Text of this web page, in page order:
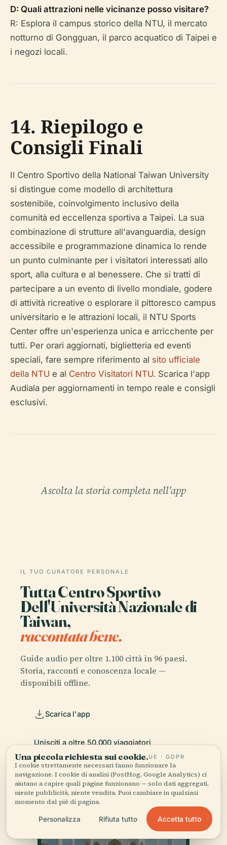
D: Quali attrazioni nelle vicinanze posso visitare?
R: Esplora il campus storico della NTU, il mercato
notturno di Gongguan, il parco acquatico di Taipei e
i negozi locali.
14. Riepilogo e
Consigli Finali
Il Centro Sportivo della National Taiwan University
si distingue come modello di architettura
sostenibile, coinvolgimento inclusivo della
comunità ed eccellenza sportiva a Taipei. La sua
combinazione di strutture all'avanguardia, design
accessibile e programmazione dinamica lo rende
un punto culminante per i visitatori interessati allo
sport, alla cultura e al benessere. Che si tratti di
partecipare a un evento di livello mondiale, godere
di attività ricreative o esplorare il pittoresco campus
universitario e le attrazioni locali, il NTU Sports
Center offre un'esperienza unica e arricchente per
tutti. Per orari aggiornati, biglietteria ed eventi
speciali, fare sempre riferimento al sito ufficiale
della NTU e al Centro Visitatori NTU. Scarica l'app
Audiala per aggiornamenti in tempo reale e consigli
esclusivi.
Ascolta la storia completa nell'app
IL TUO CURATORE PERSONALE
Tutta Centro Sportivo
Dell'Università Nazionale di
Taiwan,
raccontata bene.
Guide audio per oltre 1.100 città in 96 paesi.
Storia, racconti e conoscenza locale —
disponibili offline.
Scarica l'app
Unisciti a oltre 50.000 viaggiatori
Una piccola richiesta sui cookie.UE · GDPR
I cookie strettamente necessari fanno funzionare la
navigazione. I cookie di analisi (PostHog, Google Analytics) ci
aiutano a capire quali pagine funzionano — solo dati aggregati,
niente pubblicità, niente vendita. Puoi cambiare in qualsiasi
momento dal piè di pagina.
Personalizza Rifiuta tutto Accetta tutto